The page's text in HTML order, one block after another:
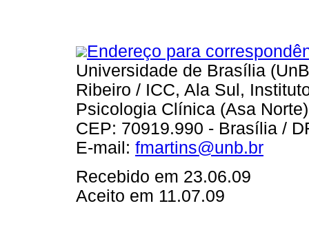
Endereço para
Universidade de Brasília
Ribeiro / ICC, Ala Sul,
Psicologia Clínica (Asa
CEP: 70919.990 - Brasília /
E-mail: fmartins@unb.br
Recebido em 23.06.09
Aceito em 11.07.09